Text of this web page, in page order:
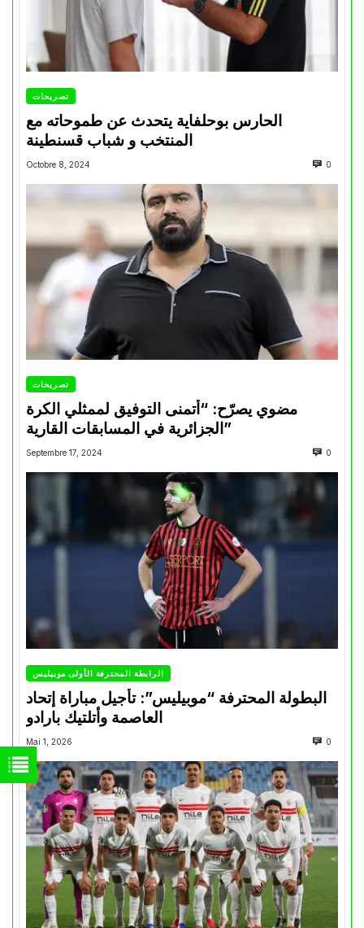
تصريحات
الحارس بوحلفاية يتحدث عن طموحاته مع
المنتخب و شباب قسنطينة
Octobre 8, 2024 0
تصريحات
مضوي يصرّح: “أتمنى التوفيق لممثلي الكرة
الجزائرية في المسابقات القارية”
Septembre 17, 2024 0
الرابطة المحترفة الأولى موبيليس
البطولة المحترفة “موبيليس”: تأجيل مباراة إتحاد
العاصمة وأتلتيك بارادو
Mai 1, 2026 0